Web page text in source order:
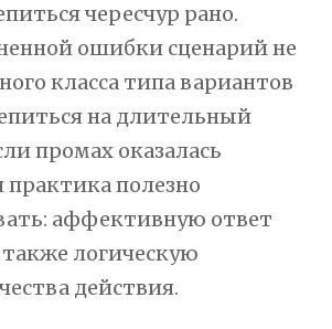
чересчур рано.
ошибки сценарий не
класса типа вариантов
на длительный
промах оказалась
практика полезно
аффективную ответ
логическую
действия.